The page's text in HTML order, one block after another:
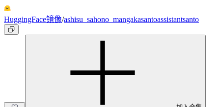
HuggingFace镜像/ashisu_sahono_mangakasantoassistantsanto